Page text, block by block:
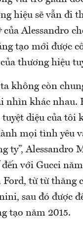
hiệu sẽ vẫn đi
Alessandro
tạo mới được
thương hiệu
không còn
nhìn khác nhau.
diệu của tôi
mọi tình yêu
ty”, Alessandro
với Gucci
Ford, từ từ thăng
sau đó được
tạo năm 2015.